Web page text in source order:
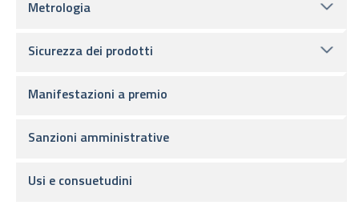
Metrologia
Sicurezza dei prodotti
Manifestazioni a premio
Sanzioni amministrative
Usi e consuetudini